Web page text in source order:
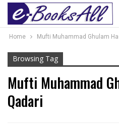
Home Mufti Muhammad Ghulam
Browsing Tag
Mufti Muhammad
Qadari